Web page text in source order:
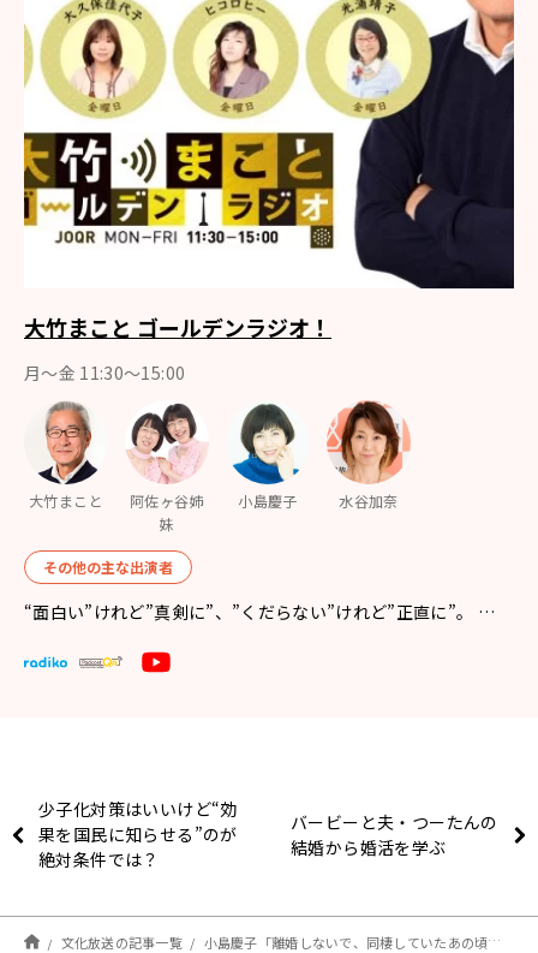
大竹まこと ゴールデンラジオ！
月〜金 11:30～15:00
大竹まこと
阿佐ヶ谷姉
妹
小島慶子 水谷加奈
その他の主な出演者
“面白い”けれど”真剣に”、”くだらない”けれど”正直に”。 …
少子化対策はいいけど“効
果を国民に知らせる”のが
絶対条件では？
バービーと夫・つーたんの
結婚から婚活を学ぶ
文化放送の記事一覧 小島慶子「離婚しないで、同棲していたあの頃みたいに」変化する夫婦関係について涙で語る